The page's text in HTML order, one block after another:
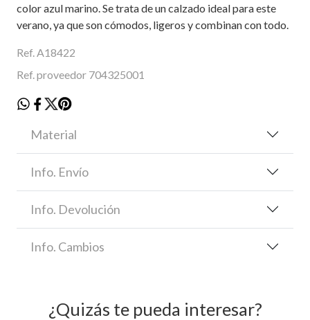
color azul marino. Se trata de un calzado ideal para este
verano, ya que son cómodos, ligeros y combinan con todo.
Ref. A18422
Ref. proveedor 704325001
Material
Info. Envío
Info. Devolución
Info. Cambios
¿Quizás te pueda interesar?